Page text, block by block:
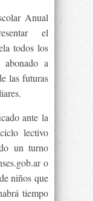
Anual
el
todos los
a
las futuras
ante la
lectivo
un turno
o
niños que
tiempo